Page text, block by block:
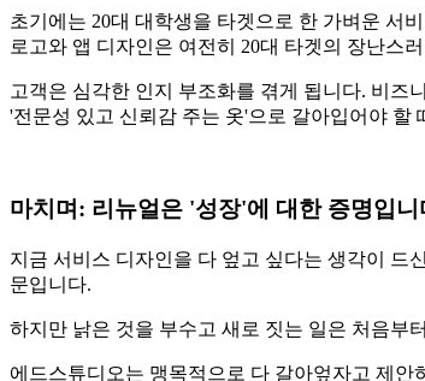
초기에는 20대 대학생을 타겟으로 한 가벼운 서
로고와 앱 디자인은 여전히 20대 타겟의 장난스
고객은 심각한 인지 부조화를 겪게 됩니다. 비즈
'전문성 있고 신뢰감 주는 옷'으로 갈아입어야 할
마치며: 리뉴얼은 '성장'에 대한 증명입니
지금 서비스 디자인을 다 엎고 싶다는 생각이 드
문입니다.
하지만 낡은 것을 부수고 새로 짓는 일은 처음부
에드스튜디오는 맹목적으로 다 갈아엎자고 제안